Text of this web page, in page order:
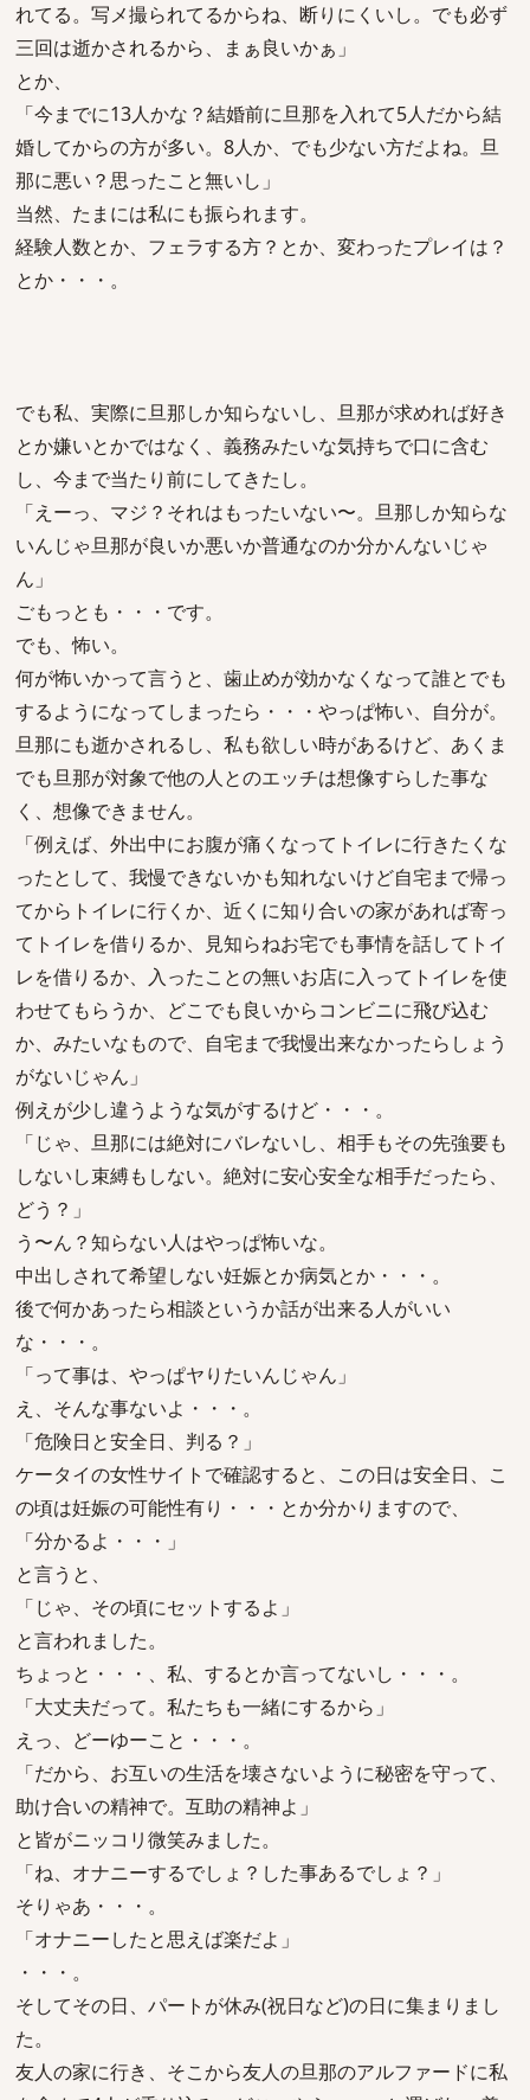
れてる。写メ撮られてるからね、断りにくいし。でも必ず
三回は逝かされるから、まぁ良いかぁ」
とか、
「今までに13人かな？結婚前に旦那を入れて5人だから結
婚してからの方が多い。8人か、でも少ない方だよね。旦
那に悪い？思ったこと無いし」
当然、たまには私にも振られます。
経験人数とか、フェラする方？とか、変わったプレイは？
とか・・・。
でも私、実際に旦那しか知らないし、旦那が求めれば好き
とか嫌いとかではなく、義務みたいな気持ちで口に含む
し、今まで当たり前にしてきたし。
「えーっ、マジ？それはもったいない〜。旦那しか知らな
いんじゃ旦那が良いか悪いか普通なのか分かんないじゃ
ん」
ごもっとも・・・です。
でも、怖い。
何が怖いかって言うと、歯止めが効かなくなって誰とでも
するようになってしまったら・・・やっぱ怖い、自分が。
旦那にも逝かされるし、私も欲しい時があるけど、あくま
でも旦那が対象で他の人とのエッチは想像すらした事な
く、想像できません。
「例えば、外出中にお腹が痛くなってトイレに行きたくな
ったとして、我慢できないかも知れないけど自宅まで帰っ
てからトイレに行くか、近くに知り合いの家があれば寄っ
てトイレを借りるか、見知らねお宅でも事情を話してトイ
レを借りるか、入ったことの無いお店に入ってトイレを使
わせてもらうか、どこでも良いからコンビニに飛び込む
か、みたいなもので、自宅まで我慢出来なかったらしょう
がないじゃん」
例えが少し違うような気がするけど・・・。
「じゃ、旦那には絶対にバレないし、相手もその先強要も
しないし束縛もしない。絶対に安心安全な相手だったら、
どう？」
う〜ん？知らない人はやっぱ怖いな。
中出しされて希望しない妊娠とか病気とか・・・。
後で何かあったら相談というか話が出来る人がいい
な・・・。
「って事は、やっぱヤりたいんじゃん」
え、そんな事ないよ・・・。
「危険日と安全日、判る？」
ケータイの女性サイトで確認すると、この日は安全日、こ
の頃は妊娠の可能性有り・・・とか分かりますので、
「分かるよ・・・」
と言うと、
「じゃ、その頃にセットするよ」
と言われました。
ちょっと・・・、私、するとか言ってないし・・・。
「大丈夫だって。私たちも一緒にするから」
えっ、どーゆーこと・・・。
「だから、お互いの生活を壊さないように秘密を守って、
助け合いの精神で。互助の精神よ」
と皆がニッコリ微笑みました。
「ね、オナニーするでしょ？した事あるでしょ？」
そりゃあ・・・。
「オナニーしたと思えば楽だよ」
・・・。
そしてその日、パートが休み(祝日など)の日に集まりまし
た。
友人の家に行き、そこから友人の旦那のアルファードに私